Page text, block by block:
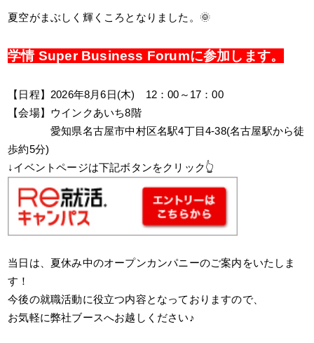
夏空がまぶしく輝くころとなりました。🌞
学情 Super Business Forumに参加します。
【日程】2026年8月6日(木) 12：00～17：00
【会場】ウインクあいち8階
【会場】愛知県名古屋市中村区名駅4丁目4-38(名古屋駅から徒
歩約5分)
↓イベントページは下記ボタンをクリック👆
当日は、夏休み中のオープンカンパニーのご案内をいたしま
す！
今後の就職活動に役立つ内容となっておりますので、
お気軽に弊社ブースへお越しください♪